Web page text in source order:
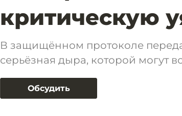
критическую
В защищённом протоколе
серьёзная дыра, которой могут
Обсудить